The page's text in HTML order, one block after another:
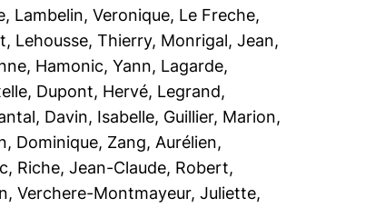
, Lambelin, Veronique, Le Freche,
, Lehousse, Thierry, Monrigal, Jean,
, Hamonic, Yann, Lagarde,
, Dupont, Hervé, Legrand,
, Davin, Isabelle, Guillier, Marion,
Dominique, Zang, Aurélien,
, Riche, Jean-Claude, Robert,
,Verchere-Montmayeur, Juliette,